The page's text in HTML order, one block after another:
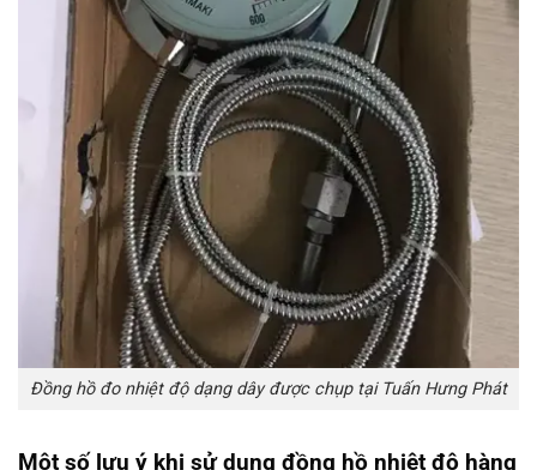
Đồng hồ đo nhiệt độ dạng dây được chụp tại Tuấn Hưng Phát
Một số lưu ý khi sử dụng đồng hồ nhiệt độ hàng